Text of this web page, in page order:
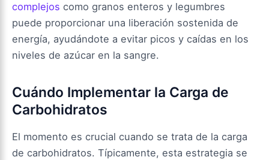
complejos como granos enteros y legumbres
puede proporcionar una liberación sostenida de
energía, ayudándote a evitar picos y caídas en los
niveles de azúcar en la sangre.
Cuándo Implementar la Carga de
Carbohidratos
El momento es crucial cuando se trata de la carga
de carbohidratos. Típicamente, esta estrategia se